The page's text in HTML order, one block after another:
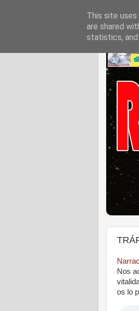
Nos
os lo
This site
are shared
statistics,